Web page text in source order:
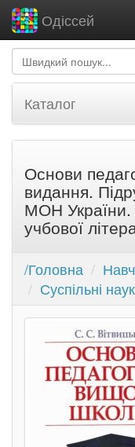
Одіссей
Каталог
Основи
видання.
МОН України.
учбової
/Головна
Суспільні